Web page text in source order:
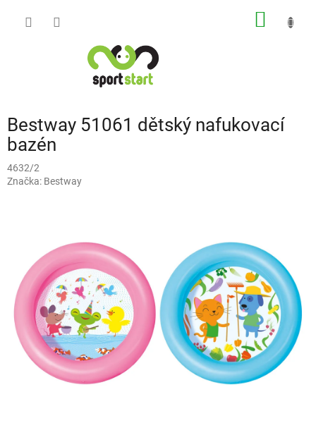
Bestway 51061 dětský nafukovací
bazén
4632/2
Značka: Bestway